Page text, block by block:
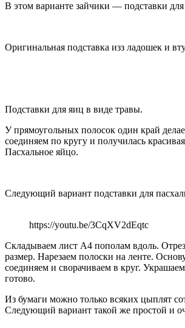
В этом варианте зайчики — подставки
Оригинальная подставка изз ладошек и
Подставки для яиц в виде травы.
У прямоугольных полосок один край
соединяем по кругу и получилась
Пасхальное яйцо.
Следующий вариант подставки для
https://youtu.be/3CqXV2dEqtc
Складываем лист А4 пополам вдоль.
размер. Нарезаем полоски на ленте.
соединяем и сворачиваем в круг.
готово.
Из бумаги можно только всяких цыплят
Следующий вариант такой же простой и